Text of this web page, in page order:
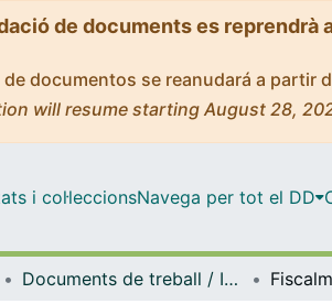
de documents es reprendrà
documentos se reanudará a partir
will resume starting August 28,
i col·leccionsNavega per tot el DD
Documents de treball / Informes (Dret Administratiu, Dret Processal i Dret Financer i Tributari)